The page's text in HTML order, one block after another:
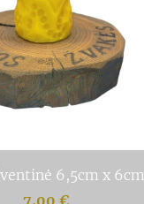
6,5cm x 6cm
7,00 €